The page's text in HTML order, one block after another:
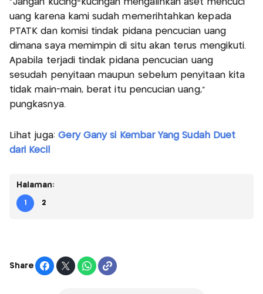
"Jangan kucing-kucingan mengalihkan aset mencuci
uang karena kami sudah memerihtahkan kepada
PTATK dan komisi tindak pidana pencucian uang
dimana saya memimpin di situ akan terus mengikuti.
Apabila terjadi tindak pidana pencucian uang
sesudah penyitaan maupun sebelum penyitaan kita
tidak main-main, berat itu pencucian uang,"
pungkasnya.
Lihat juga: Gery Gany si Kembar Yang Sudah Duet
dari Kecil
Halaman:
1 2
Share